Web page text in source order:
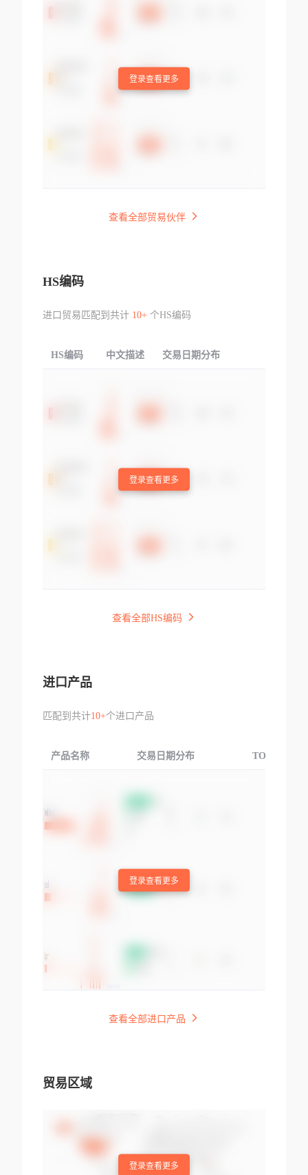
登录查看更多
查看全部贸易伙伴
HS编码
进口贸易匹配到共计 10+个HS编码
HS编码 中文描述 交易日期分布
登录查看更多
查看全部HS编码
进口产品
匹配到共计10+个进口产品
产品名称 交易日期分布 TOP3交易国
登录查看更多
查看全部进口产品
贸易区域
登录查看更多